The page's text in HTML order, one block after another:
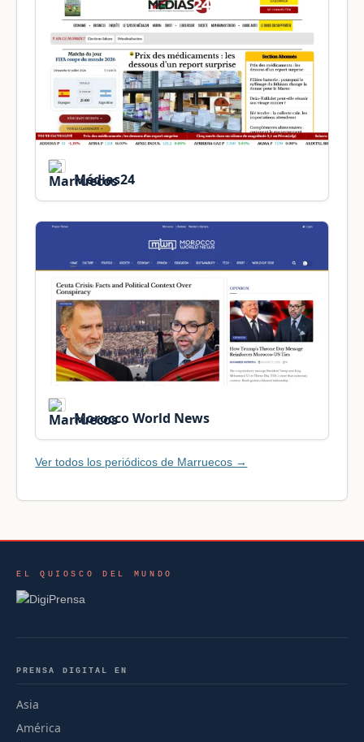
Médias24
Morocco World News
Ver todos los periódicos de Marruecos →
EL QUIOSCO DEL MUNDO
PRENSA DIGITAL EN
Asia
América